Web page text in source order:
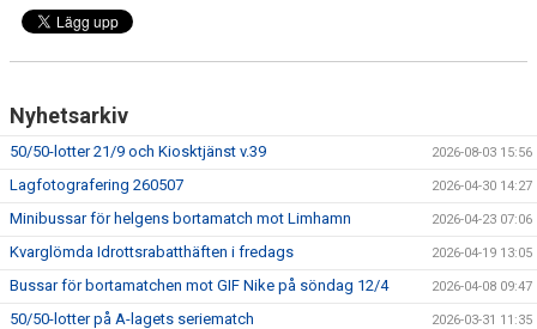
Nyhetsarkiv
50/50-lotter 21/9 och Kiosktjänst v.39 2026-08-03 15:56
Lagfotografering 260507 2026-04-30 14:27
Minibussar för helgens bortamatch mot Limhamn 2026-04-23 07:06
Kvarglömda Idrottsrabatthäften i fredags 2026-04-19 13:05
Bussar för bortamatchen mot GIF Nike på söndag 12/4 2026-04-08 09:47
50/50-lotter på A-lagets seriematch 2026-03-31 11:35